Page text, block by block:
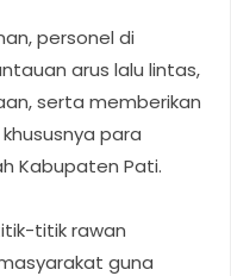
personel di
arus lalu lintas,
serta memberikan
para
Kabupaten Pati.
titik rawan
guna